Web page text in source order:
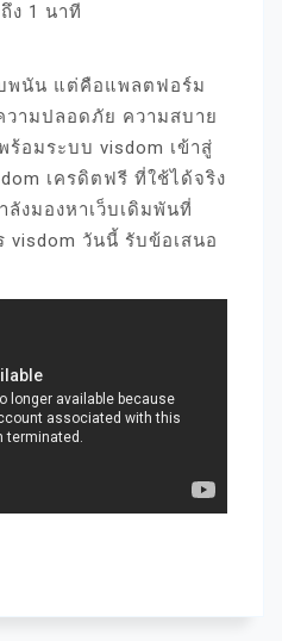
ง 1 นาที
พนัน แต่คือแพลตฟอร์ม
ามปลอดภัย ความสบาย
อมระบบ visdom เข้าสู่
เครดิตฟรี ที่ใช้ได้จริง
งมองหาเว็บเดิมพันที่
วันนี้ รับข้อเสนอ